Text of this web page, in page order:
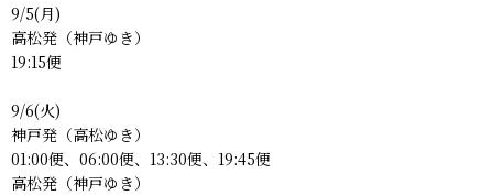
9/5(月)
高松発（神戸ゆき）
19:15便
9/6(火)
神戸発（高松ゆき）
01:00便、06:00便、13:30便、19:45便
高松発（神戸ゆき）